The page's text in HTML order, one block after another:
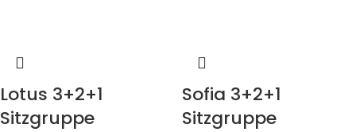
Lotus 3+2+1
Sitzgruppe
Sofia 3+2+1
Sitzgruppe